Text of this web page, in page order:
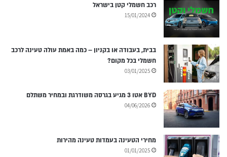
רכב חשמלי קטן בישראל
15/01/2024
בבית, בעבודה או בקניון – כמה באמת עולה טעינה לרכב
חשמלי בכל מקום?
03/01/2025
BYD אטו 3 מגיע בגרסה משודרגת ובמחיר משתלם
04/06/2026
מחירי הטעינה בעמדות טעינה מהירות
01/01/2025